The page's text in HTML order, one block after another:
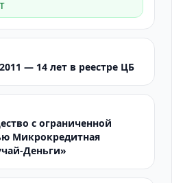
— 14 лет в реестре ЦБ
с ограниченной
Микрокредитная
Деньги»